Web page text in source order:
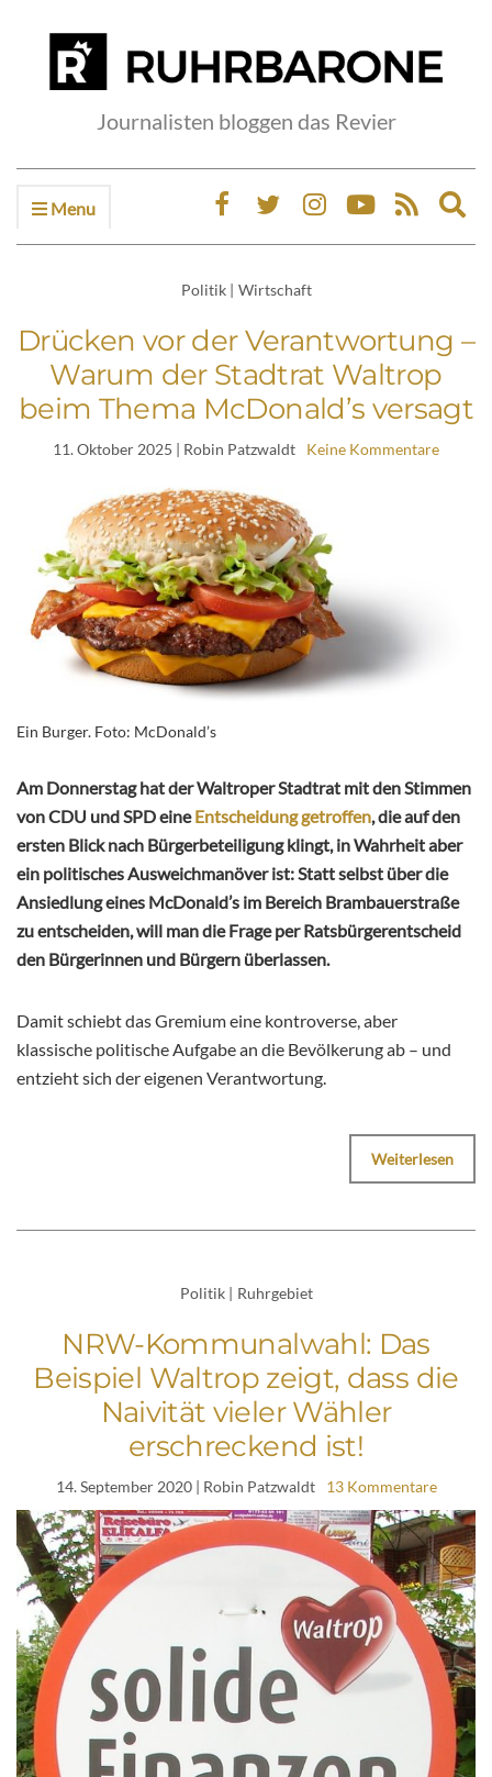
Journalisten bloggen das Revier
Menu
Politik | Wirtschaft
Drücken vor der Verantwortung –
Warum der Stadtrat Waltrop
beim Thema McDonald’s versagt
11. Oktober 2025 | Robin Patzwaldt Keine Kommentare
Ein Burger. Foto: McDonald’s
Am Donnerstag hat der Waltroper Stadtrat mit den Stimmen
von CDU und SPD eineEntscheidung getroffen, die auf den
ersten Blick nach Bürgerbeteiligung klingt, in Wahrheit aber
ein politisches Ausweichmanöver ist: Statt selbst über die
Ansiedlung eines McDonald’s im Bereich Brambauerstraße
zu entscheiden, will man die Frage per Ratsbürgerentscheid
den Bürgerinnen und Bürgern überlassen.
Damit schiebt das Gremium eine kontroverse, aber
klassische politische Aufgabe an die Bevölkerung ab – und
entzieht sich der eigenen Verantwortung.
Weiterlesen
Politik | Ruhrgebiet
NRW-Kommunalwahl: Das
Beispiel Waltrop zeigt, dass die
Naivität vieler Wähler
erschreckend ist!
14. September 2020| Robin Patzwaldt 13 Kommentare